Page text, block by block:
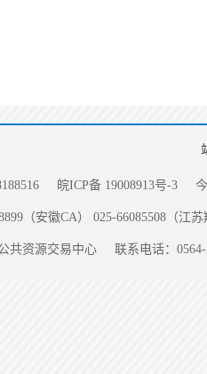
皖ICP备 19008913号-3
（安徽CA） 025-66085508（江
共资源交易中心 联系电话：0564-